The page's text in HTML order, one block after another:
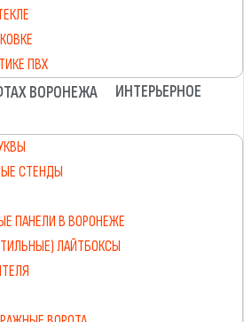
ПВХ
ИНТЕРЬЕРНОЕ
СТЕНДЫ
ПАНЕЛИ В ВОРОНЕЖЕ
ЛАЙТБОКСЫ